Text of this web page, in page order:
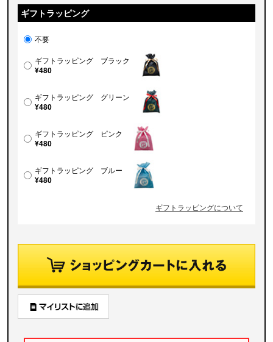
ギフトラッピング
不要
ギフトラッピング ブラック
¥480
ギフトラッピング グリーン
¥480
ギフトラッピング ピンク
¥480
ギフトラッピング ブルー
¥480
ギフトラッピングについて